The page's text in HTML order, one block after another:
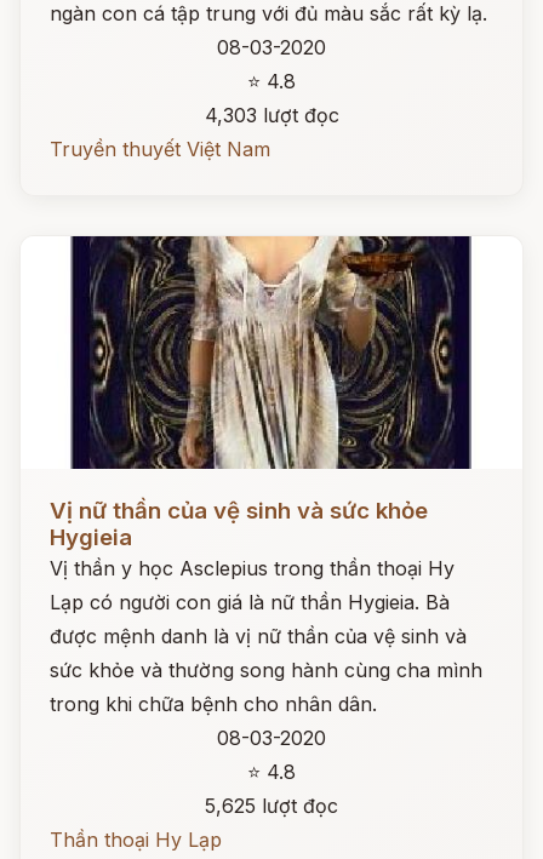
ngàn con cá tập trung với đủ màu sắc rất kỳ lạ.
08-03-2020
⭐ 4.8
4,303 lượt đọc
Truyền thuyết Việt Nam
Vị nữ thần của vệ sinh và sức khỏe
Hygieia
Vị thần y học Asclepius trong thần thoại Hy
Lạp có người con giá là nữ thần Hygieia. Bà
được mệnh danh là vị nữ thần của vệ sinh và
sức khỏe và thường song hành cùng cha mình
trong khi chữa bệnh cho nhân dân.
08-03-2020
⭐ 4.8
5,625 lượt đọc
Thần thoại Hy Lạp